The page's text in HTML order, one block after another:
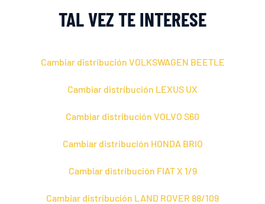
TAL VEZ TE INTERESE
Cambiar distribución VOLKSWAGEN BEETLE
Cambiar distribución LEXUS UX
Cambiar distribución VOLVO S60
Cambiar distribución HONDA BRIO
Cambiar distribución FIAT X 1/9
Cambiar distribución LAND ROVER 88/109